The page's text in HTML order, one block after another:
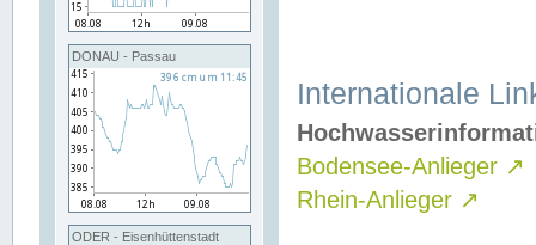
DONAU - Passau
ODER - Eisenhüttenstadt
Internationale
Bodensee-Anlieger ↗
Rhein-Anlieger ↗